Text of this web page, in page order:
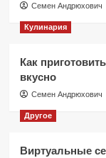
Семен Андрюхович
Кулинария
Как
вкусно
Семен Андрюхович
Другое
Виртуальные